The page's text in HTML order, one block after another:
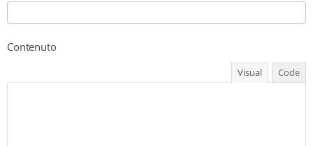
Contenuto
Visual Code